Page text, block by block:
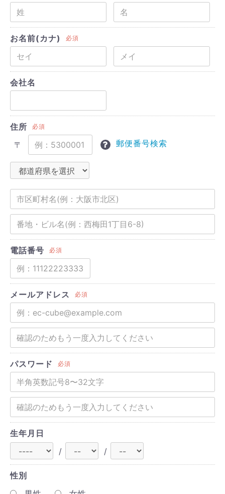
お名前(カナ) 必須
会社名
住所 必須
〒 郵便番号検索
電話番号 必須
メールアドレス 必須
パスワード 必須
生年月日
/
/
性別